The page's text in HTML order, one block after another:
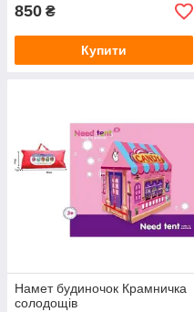
850 ₴
Купити
Намет будиночок Крамничка
солодощів